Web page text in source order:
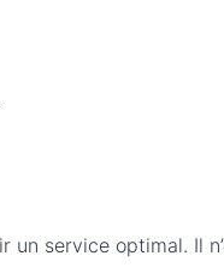
un service optimal. Il